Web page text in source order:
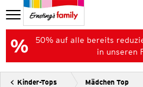
50% auf alle bereits
in unseren
Kinder-Tops Mädchen Top